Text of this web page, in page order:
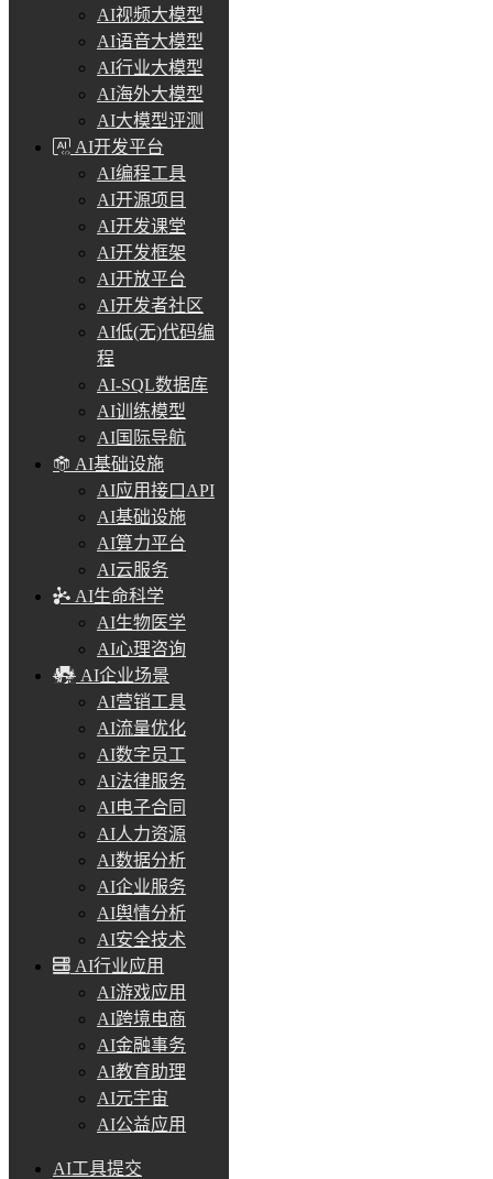
AI视频大模型
AI语音大模型
AI行业大模型
AI海外大模型
AI大模型评测
AI开发平台
AI编程工具
AI开源项目
AI开发课堂
AI开发框架
AI开放平台
AI开发者社区
AI低(无)代码编
程
AI-SQL数据库
AI训练模型
AI国际导航
AI基础设施
AI应用接口API
AI基础设施
AI算力平台
AI云服务
AI生命科学
AI生物医学
AI心理咨询
AI企业场景
AI营销工具
AI流量优化
AI数字员工
AI法律服务
AI电子合同
AI人力资源
AI数据分析
AI企业服务
AI舆情分析
AI安全技术
AI行业应用
AI游戏应用
AI跨境电商
AI金融事务
AI教育助理
AI元宇宙
AI公益应用
AI工具提交